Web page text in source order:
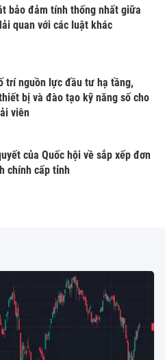
bảo đảm tính thống nhất giữa
quan với các luật khác
trí nguồn lực đầu tư hạ tầng,
bị và đào tạo kỹ năng số cho
viên
của Quốc hội về sắp xếp đơn
chính cấp tỉnh